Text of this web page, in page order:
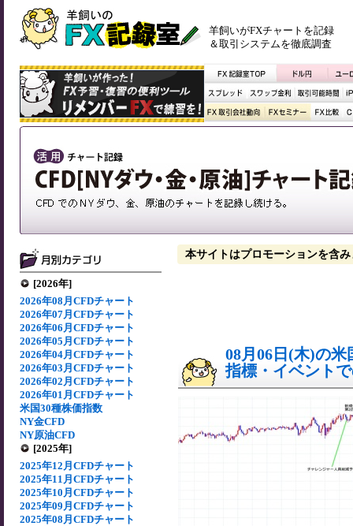
羊飼いがFXチャートを記録
＆取引システムを徹底調査
[2026年]
2026年08月CFDチャート
2026年07月CFDチャート
2026年06月CFDチャート
2026年05月CFDチャート
2026年04月CFDチャート
2026年03月CFDチャート
2026年02月CFDチャート
2026年01月CFDチャート
米国30種株価指数
NY金CFD
NY原油CFD
[2025年]
2025年12月CFDチャート
2025年11月CFDチャート
2025年10月CFDチャート
2025年09月CFDチャート
2025年08月CFDチャート
本サイトはプロモーションを含み
08月06日(木)の
指標・イベント